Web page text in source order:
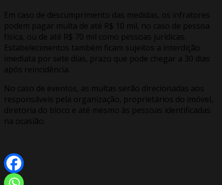
Em caso de descumprimento das medidas, os infratores
podem pagar multa de até R$ 10 mil, no caso de pessoa
física, ou de até R$ 70 mil como pessoas jurídicas.
Estabelecimentos também ficam sujeitos a interdição
imediata por sete dias, prazo que pode chegar a 30 dias
após reincidência.
No caso de eventos, as multas serão direcionadas aos
responsáveis pela organização, proprietários do imóvel,
diretoria do bloco e até mesmo às pessoas identificadas
na ocasião.